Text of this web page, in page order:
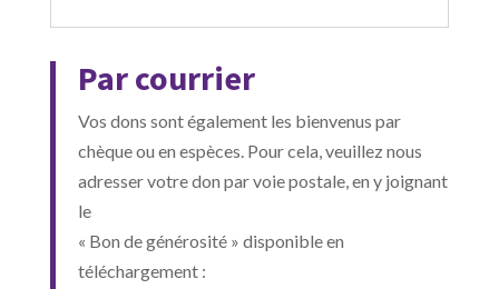
Par courrier
Vos dons sont également les bienvenus par
chèque ou en espèces. Pour cela, veuillez nous
adresser votre don par voie postale, en y joignant
le
« Bon de générosité » disponible en
téléchargement :